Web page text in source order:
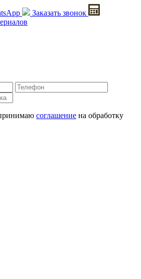
Заказать звонок
соглашение на обработку